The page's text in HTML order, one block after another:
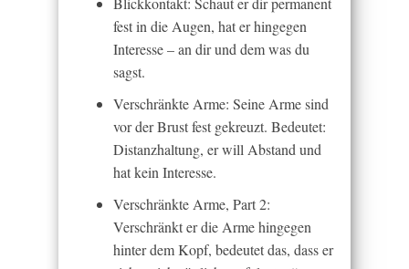
fest in die Augen, hat er hingegen
Interesse – an dir und dem was du
sagst.
Verschränkte Arme: Seine Arme sind
vor der Brust fest gekreuzt. Bedeutet:
Distanzhaltung, er will Abstand und
hat kein Interesse.
Verschränkte Arme, Part 2:
Verschränkt er die Arme hingegen
hinter dem Kopf, bedeutet das, dass er